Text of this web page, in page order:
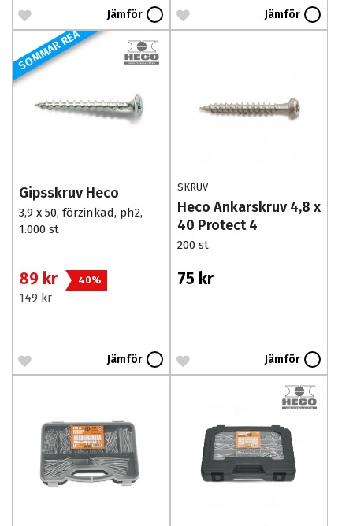
Jämför Jämför
SOMMAR REA
Gipsskruv Heco
3,9 x 50, förzinkad, ph2,
1.000 st
89 kr 40%
149 kr
Jämför
SKRUV
Heco Ankarskruv 4,8 x
40 Protect 4
200 st
75 kr
Jämför